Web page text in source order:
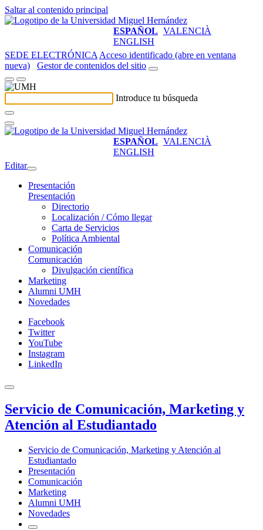
Saltar al contenido principal
ESPAÑOL VALENCIÀ
ENGLISH
SEDE ELECTRÓNICA Acceso identificado (abre en ventana
nueva)
Gestor de contenidos del sitio
Introduce tu búsqueda
ESPAÑOL VALENCIÀ
ENGLISH
Editar
Presentación
Presentación
Directorio
Localización / Cómo llegar
Carta de Servicios
Política Ambiental
Comunicación
Comunicación
Divulgación científica
Marketing
Alumni UMH
Novedades
Facebook
Twitter
YouTube
Instagram
LinkedIn
Servicio de Comunicación, Marketing y
Atención al Estudiantado
Servicio de Comunicación, Marketing y Atención al
Estudiantado
Presentación
Comunicación
Marketing
Alumni UMH
Novedades